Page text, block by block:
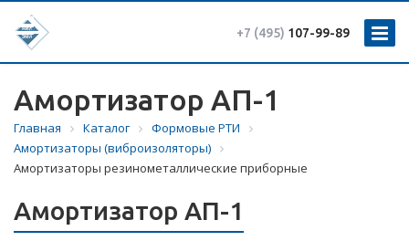
+7 (495) 107-99-89
Амортизатор АП-1
Главная Каталог
Формовые РТИ
Амортизаторы (виброизоляторы)
Амортизаторы резинометаллические приборные
Амортизатор АП-1